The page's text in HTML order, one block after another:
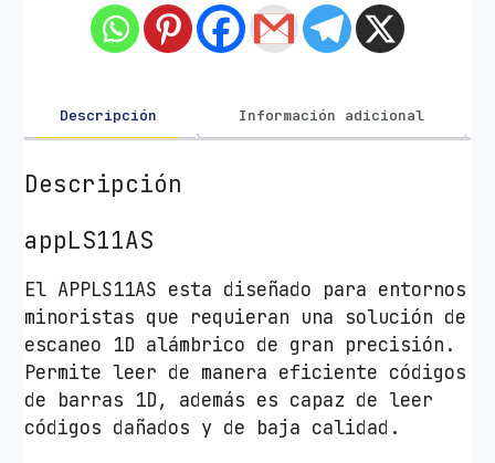
i
g
e
B
a
r
r
a
s
Descripción Información adicional
Descripción
appLS11AS
El APPLS11AS esta diseñado para entornos
minoristas que requieran una solución de
escaneo 1D alámbrico de gran precisión.
Permite leer de manera eficiente códigos
de barras 1D, además es capaz de leer
códigos dañados y de baja calidad.